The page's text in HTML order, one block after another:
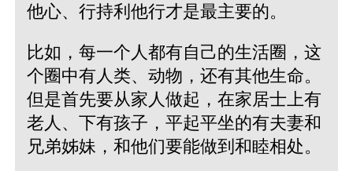
他心、行持利他行才是最主要的。
比如，每一个人都有自己的生活圈，这
个圈中有人类、动物，还有其他生命。
但是首先要从家人做起，在家居士上有
老人、下有孩子，平起平坐的有夫妻和
兄弟姊妹，和他们要能做到和睦相处。